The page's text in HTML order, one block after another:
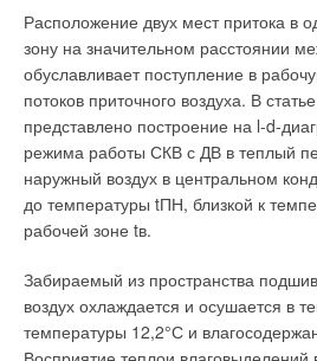
Расположение двух мест притока в
зону на значительном расстоянии
обуславливает поступление в
потоков приточного воздуха. В
представлено построение на l-d-
режима работы СКВ с ДВ в теплый
наружный воздух в центральном
до температуры tПН, близкой к
рабочей зоне tв.
Забираемый из пространства
воздух охлаждается и осушается в
температуры 12,2°С и
вертикальные бойлеры;
❏ системы автоматического
любых схем отопления и ГВС — от
сложных в котельных
❏ стальные панельные радиаторы,
комнат и настенные
❏ солнечные коллекторы и
❏ камины, топки и нагревательные
газе, жидком или твердом топливе;